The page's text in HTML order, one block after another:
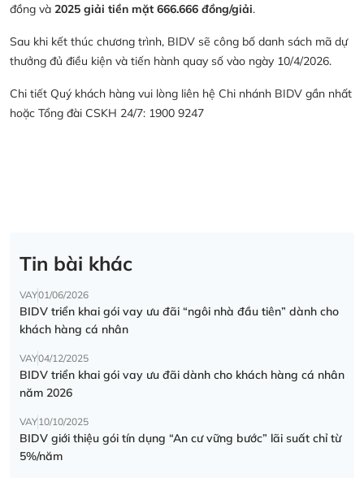
đồng và 2025 giải tiền mặt 666.666 đồng/giải.
Sau khi kết thúc chương trình, BIDV sẽ công bố danh sách mã dự
thưởng đủ điều kiện và tiến hành quay số vào ngày 10/4/2026.
Chi tiết Quý khách hàng vui lòng liên hệ Chi nhánh BIDV gần nhất
hoặc Tổng đài CSKH 24/7: 1900 9247
Tin bài khác
VAY01/06/2026
BIDV triển khai gói vay ưu đãi “ngôi nhà đầu tiên” dành cho
khách hàng cá nhân
VAY04/12/2025
BIDV triển khai gói vay ưu đãi dành cho khách hàng cá nhân
năm 2026
VAY10/10/2025
BIDV giới thiệu gói tín dụng “An cư vững bước” lãi suất chỉ từ
5%/năm